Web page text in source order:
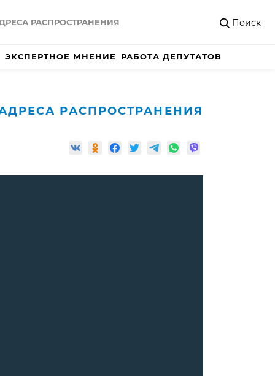
РАСПРОСТРАНЕНИЯ Поиск
ЭКСПЕРТНОЕ МНЕНИЕ РАБОТА ДЕПУТАТОВ
РАСПРОСТРАНЕНИЯ